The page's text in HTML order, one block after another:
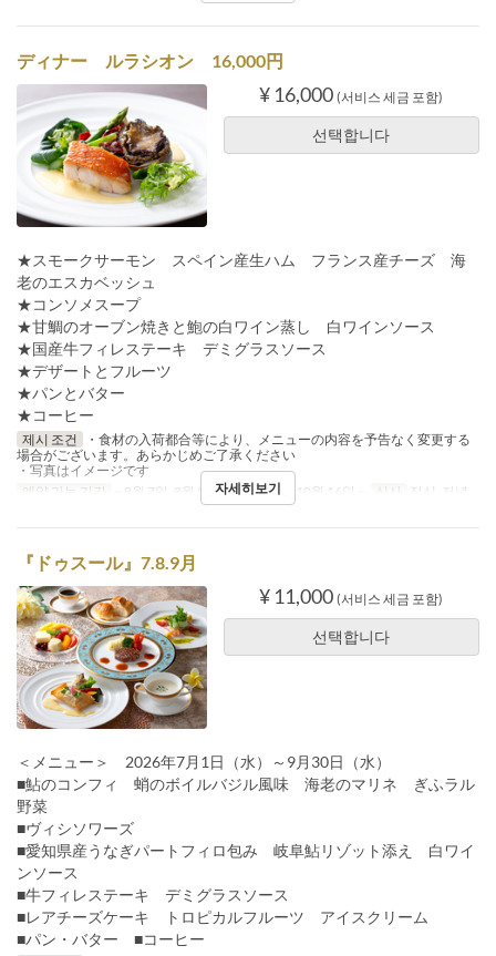
ディナー ルラシオン 16,000円
¥ 16,000 (서비스 세금 포함)
선택합니다
★スモークサーモン スペイン産生ハム フランス産チーズ 海
老のエスカベッシュ
★コンソメスープ
★甘鯛のオーブン焼きと鮑の白ワイン蒸し 白ワインソース
★国産牛フィレステーキ デミグラスソース
★デザートとフルーツ
★パンとバター
★コーヒー
제시 조건
・食材の入荷都合等により、メニューの内容を予告なく変更する
場合がございます。あらかじめご了承ください
・写真はイメージです
예약 가능 기간
~ 8월 7일, 8월 9일 ~ 10월 14일, 10월 16일 ~ 식사 점심, 저녁
자세히보기
『ドゥスール』7.8.9月
¥ 11,000 (서비스 세금 포함)
선택합니다
＜メニュー＞ 2026年7月1日（水）～9月30日（水）
■鮎のコンフィ 蛸のボイルバジル風味 海老のマリネ ぎふラル
野菜
■ヴィシソワーズ
■愛知県産うなぎパートフィロ包み 岐阜鮎リゾット添え 白ワイ
ンソース
■牛フィレステーキ デミグラスソース
■レアチーズケーキ トロピカルフルーツ アイスクリーム
■パン・バター ■コーヒー